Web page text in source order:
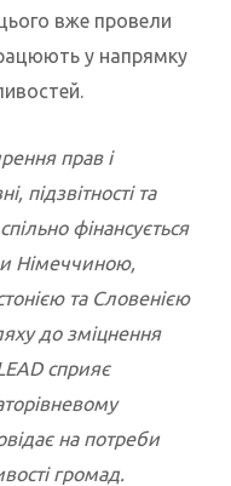
вже провели
у напрямку
прав і
підзвітності та
фінансується
Німеччиною,
та Словенією
до зміцнення
сприяє
на потреби
громад.